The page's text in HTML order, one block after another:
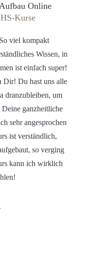
Online
Kurse
So viel kompakt
Wissen, in
ist einfach super!
Dir! Du hast uns alle
dranzubleiben, um
ganzheitliche
sehr angesprochen
ist verständlich,
so verging
kann ich wirklich